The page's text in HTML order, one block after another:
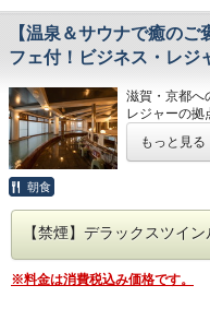
・無料駐車
も電車でも
・バリアフリ
客室の貸出
ごしいただけ
【送迎】
朝8：00/9：
（但し、都合
・極上の天然
有馬の銘湯に
湯」で、日々
・自由なくつ
クをご用意。
ご同行者それ
クスできます。
す！
（※休演日は
【安心・快適
・朝食ビュッ
【温泉＆サウナで癒の
フェ付！ビジネス・レジ
滋賀・京都へ
レジャーの拠
当館自慢の
とときを過ご
コンセプト
をイメージし
・ラドンの
といわれる極
もっと見る
朝食
【禁煙】デラックスツイ
※料金は消費税込み価格です。